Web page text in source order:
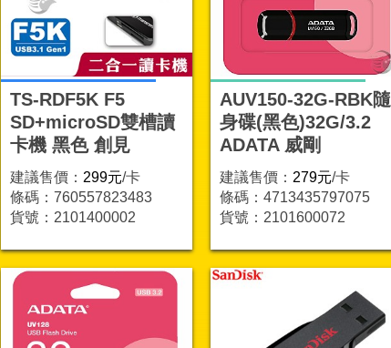
TS-RDF5K F5
SD+microSD雙槽讀
卡機 黑色 創見
建議售價： 299元/卡
條碼：760557823483
貨號：2101400002
AUV150-32G-RBK隨
身碟(黑色)32G/3.2
ADATA 威剛
建議售價： 279元/卡
條碼：4713435797075
貨號：2101600072